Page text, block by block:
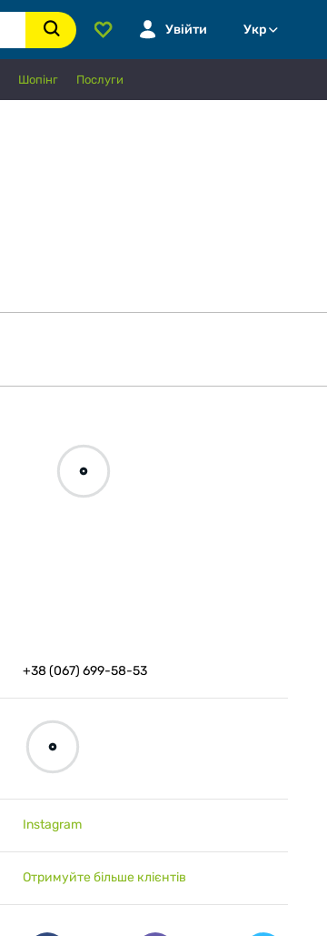
Увійти Укр
Шопінг Послуги
+38 (067) 699-58-53
Instagram
Отримуйте більше клієнтів